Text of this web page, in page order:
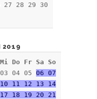
27 28 29 30
2019
Do Fr Sa So
04 05 06 07
11 12 13 14
18 19 20 21